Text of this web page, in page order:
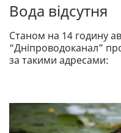
Вода відсутня
Станом на 14 годину
“Дніпроводоканал”
за такими адресами: